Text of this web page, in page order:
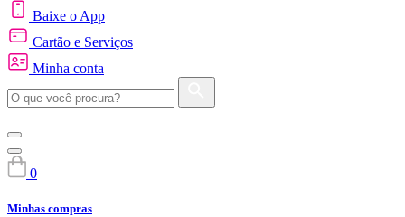
Baixe o App
Cartão e Serviços
Minha conta
0
Minhas compras